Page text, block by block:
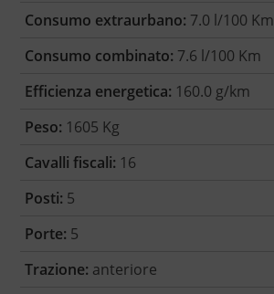
Consumo extraurbano: 7.0 l/100 Km
Consumo combinato: 7.6 l/100 Km
Efficienza energetica: 160.0 g/km
Peso: 1605 Kg
Cavalli fiscali: 16
Posti: 5
Porte: 5
Trazione: anteriore